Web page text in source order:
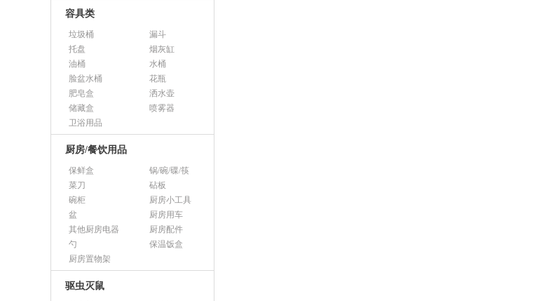
容具类
垃圾桶
漏斗
托盘
烟灰缸
油桶
水桶
脸盆水桶
花瓶
肥皂盒
洒水壶
储藏盒
喷雾器
卫浴用品
厨房/餐饮用品
保鲜盒
锅/碗/碟/筷
菜刀
砧板
碗柜
厨房小工具
盆
厨房用车
其他厨房电器
厨房配件
勺
保温饭盒
厨房置物架
驱虫灭鼠